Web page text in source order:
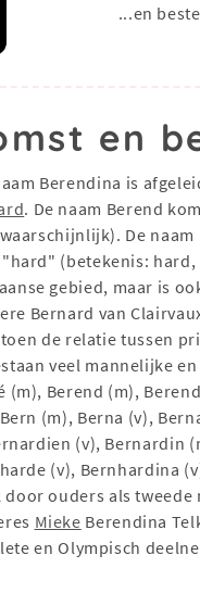
...en
en
Berendina is
. De naam Berend
De
(betekenis: hard,
gebied, maar is
Bernard van
de relatie tussen
veel mannelijke
Berend (m),
(m), Berna (v),
(v), Bernardin
(v), Bernhardina
ouders als
Mieke Berendina
en Olympisch